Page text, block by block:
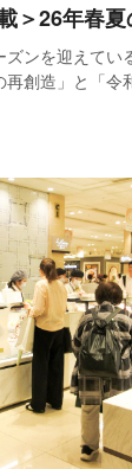
＞26年春
ンを迎えてい
創造」と「令